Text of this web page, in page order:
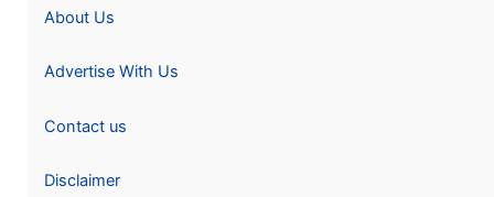
About Us
Advertise With Us
Contact us
Disclaimer